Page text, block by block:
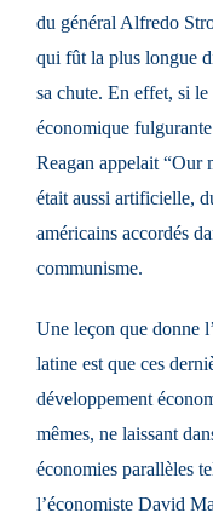
du général Alfredo
qui fût la plus longue
sa chute. En effet, si
économique
Reagan appelait “Our
était aussi artificielle,
américains accordés
communisme.
Une leçon que donne
latine est que ces
développement
mêmes, ne laissant
économies parallèles
l’économiste David